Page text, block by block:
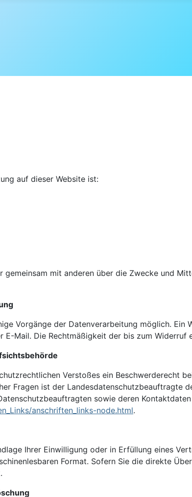
auf dieser Website ist:
mit anderen über die Zwecke und
Vorgänge der Datenverarbeitung möglich.
Mail. Die Rechtmäßigkeit der bis zum
Verstoßes ein Beschwerderecht
Fragen ist der Landesdatenschutzbeauftragte
sowie deren
anschriften_links-node.html.
Ihrer Einwilligung oder in Erfüllung eines
Format. Sofern Sie die direkte